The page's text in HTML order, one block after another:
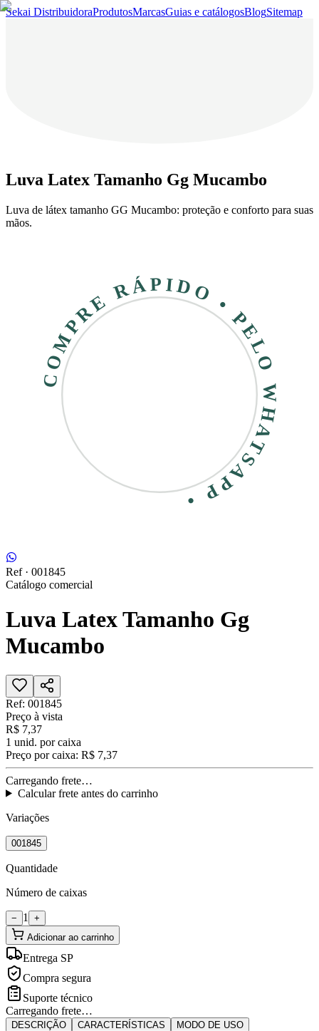
Sekai DistribuidoraProdutosMarcasGuias e catálogosBlogSitemap
Luva Latex Tamanho Gg Mucambo
Luva de látex tamanho GG Mucambo: proteção e conforto para suas
mãos.
COMPRE RÁPIDO • PELO WHATSAPP •
Ref · 001845
Catálogo comercial
Luva Latex Tamanho Gg
Mucambo
Ref: 001845
Preço à vista
R$ 7,37
1 unid. por caixa
Preço por caixa: R$ 7,37
Carregando frete…
Calcular frete antes do carrinho
Variações
001845
Quantidade
Número de caixas
− 1
+
Adicionar ao carrinho
Entrega SP
Compra segura
Suporte técnico
Carregando frete…
DESCRIÇÃO CARACTERÍSTICAS
MODO DE USO